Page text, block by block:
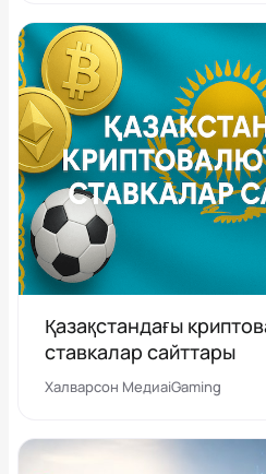
Қазақстандағы
ставкалар сайттары
Халварсон МедиаiGaming